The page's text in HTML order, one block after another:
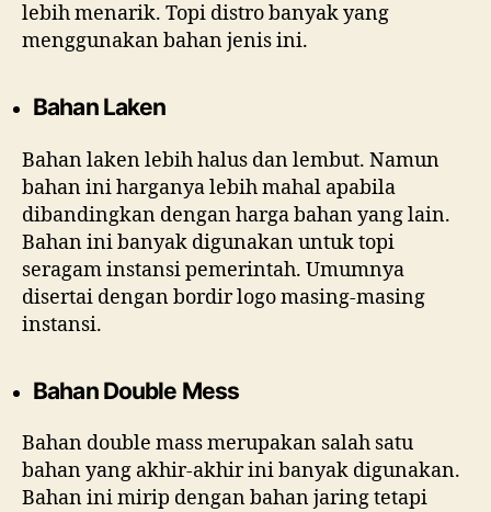
lebih menarik. Topi distro banyak yang
menggunakan bahan jenis ini.
Bahan Laken
Bahan laken lebih halus dan lembut. Namun
bahan ini harganya lebih mahal apabila
dibandingkan dengan harga bahan yang lain.
Bahan ini banyak digunakan untuk topi
seragam instansi pemerintah. Umumnya
disertai dengan bordir logo masing-masing
instansi.
Bahan Double Mess
Bahan double mass merupakan salah satu
bahan yang akhir-akhir ini banyak digunakan.
Bahan ini mirip dengan bahan jaring tetapi